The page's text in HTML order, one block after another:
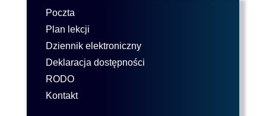
Poczta
Plan lekcji
Dziennik elektroniczny
Deklaracja dostępności
RODO
Kontakt